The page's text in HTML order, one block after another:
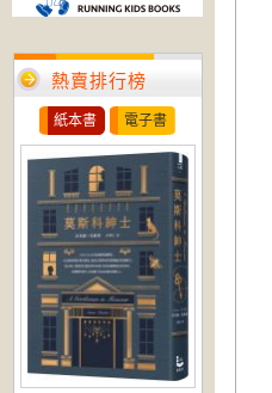
熱賣排行榜
紙本書 電子書